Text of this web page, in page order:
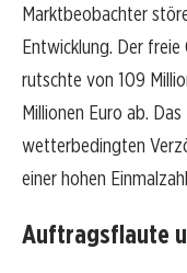
Marktbeobachter
Entwicklung. Der
rutschte von 109
Millionen Euro ab.
wetterbedingten
einer hohen
Auftragsflaute